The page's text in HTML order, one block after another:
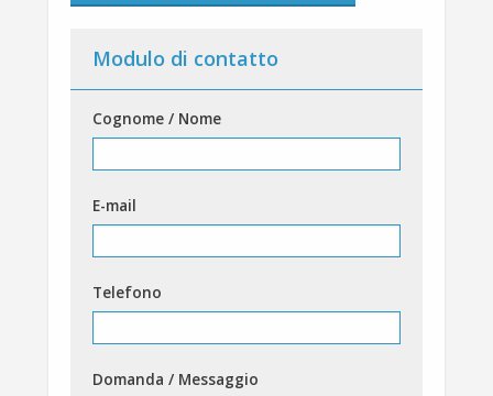
Modulo di contatto
Cognome / Nome
E-mail
Telefono
Domanda / Messaggio